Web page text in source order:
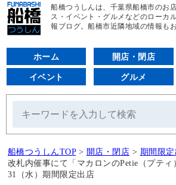
船橋つうしんは、千葉県船橋市のお
ス・イベント・グルメなどのローカ
報ブログ。船橋市近隣地域の情報も
ホーム 開店・閉店
イベント グルメ
船橋つうしんTOP > 開店・閉店 > 期間限
改札内催事にて「マカロンのPetie（プティ
31（水）期間限定出店